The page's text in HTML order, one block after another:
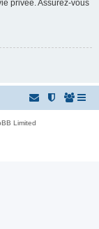
privée. Assurez-vous
Limited